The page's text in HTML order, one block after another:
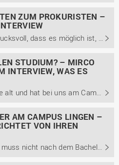
ZUM PROKURISTEN –
Tobias Ripperda zeigt eindrucksvoll, dass es möglich ist, innerbetrieblich Karriere zu machen. Nachdem er 2005 sein Abitur erlangte und ein Jahr Zivildienst beim Rettungsdienst geleistet hat, ist er seit 2006 Teil der Wietmarscher Ambulanz- und Sonderfahrzeug GmbH (WAS). Ripperda gibt Einblicke in ...
STUDIUM? – MIRCO
INTERVIEW, WAS ES
Mirco Jonkeren ist 25 Jahre alt und hat bei uns am Campus Lingen seinen Bachelor of Engineering im dualen Studiengang Engineering technischer Systeme mit der Studienrichtung Maschinenbau erlangt. Im Gespräch berichtet er unter anderem von seinem Weg zum dualen Studium, seiner Einschätzung des ...
AM CAMPUS LINGEN –
VON IHREN
Das duale Studium am IDS muss nicht nach dem Bachelor enden. Wie Tanja Suilmann ihre Zeit am IDS erlebt hat, aus welchen Gründen sie sich nach ihrem dualen Bachelor noch für den dualen Master entschied, berichtet sie im Interview. Außerdem berichtet sie unter anderem von ihrem Arbeitsalltag und den ...